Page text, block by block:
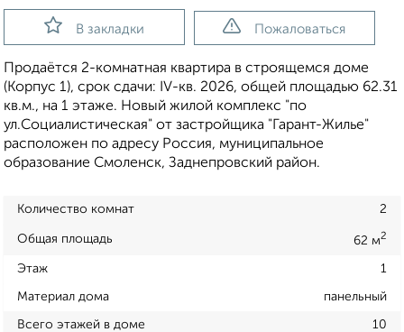
В закладки Пожаловаться
Продаётся 2-комнатная квартира в строящемся доме
(Корпус 1), срок сдачи: IV-кв. 2026, общей площадью 62.31
кв.м., на 1 этаже. Новый жилой комплекс "по
ул.Социалистическая" от застройщика "Гарант-Жилье"
расположен по адресу Россия, муниципальное
образование Смоленск, Заднепровский район.
Количество комнат 2
Общая площадь 62 м2
Этаж 1
Материал дома панельный
Всего этажей в доме 10